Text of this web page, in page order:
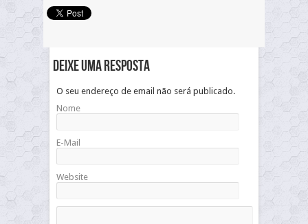
Deixe uma resposta
O seu endereço de email não será publicado.
Nome
E-Mail
Website